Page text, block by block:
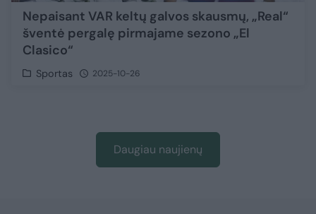
Nepaisant VAR keltų galvos skausmų, „Real“
šventė pergalę pirmajame sezono „El
Clasico“
Sportas 2025-10-26
Daugiau naujienų